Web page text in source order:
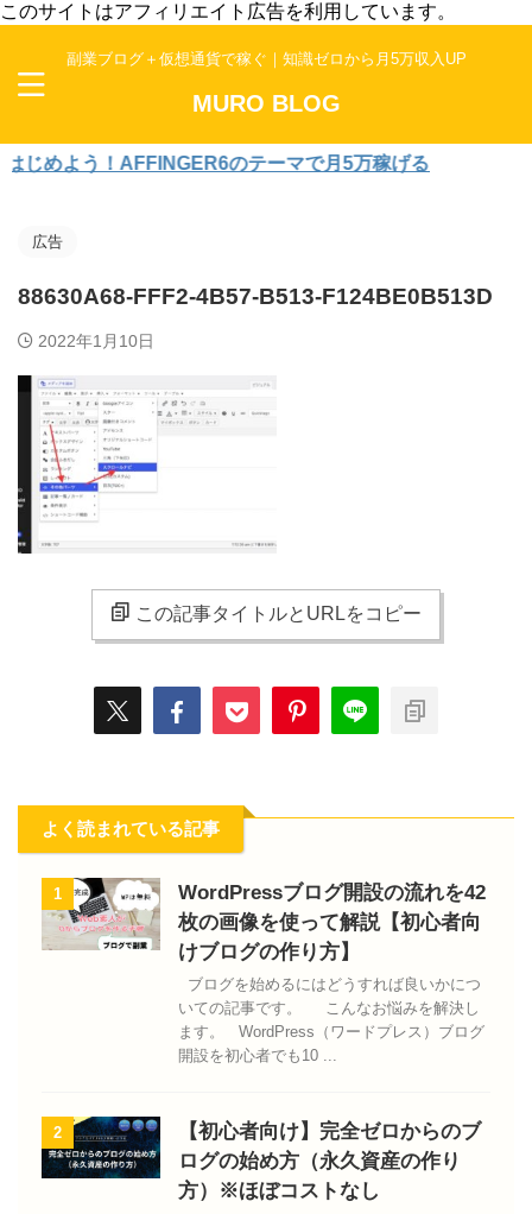
このサイトはアフィリエイト広告を利用しています。
副業ブログ＋仮想通貨で稼ぐ｜知識ゼロから月5万収入UP
MURO BLOG
よう！AFFINGER6のテーマで月5万稼げる
広告
88630A68-FFF2-4B57-B513-F124BE0B513D
2022年1月10日
この記事タイトルとURLをコピー
よく読まれている記事
1
WordPressブログ開設の流れを42
枚の画像を使って解説【初心者向
けブログの作り方】
ブログを始めるにはどうすれば良いかにつ
いての記事です。 こんなお悩みを解決し
ます。 WordPress（ワードプレス）ブログ
開設を初心者でも10 ...
2
【初心者向け】完全ゼロからのブ
ログの始め方（永久資産の作り
方）※ほぼコストなし